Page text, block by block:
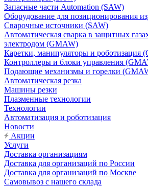
Запасные части Automation (SAW)
Оборудование для позиционирования
Сварочные источники (SAW)
Автоматическая сварка в защитных
электродом (GMAW)
Каретки, манипуляторы и роботизация
Контроллеры и блоки управления
Подающие механизмы и горелки
Автоматическая резка
Машины резки
Плазменные технологии
Технологии
Автоматизация и роботизация
Новости
Акции
Услуги
Доставка организациям
Доставка для организаций по России
Доставка для организаций по Москве
Самовывоз с нашего склада